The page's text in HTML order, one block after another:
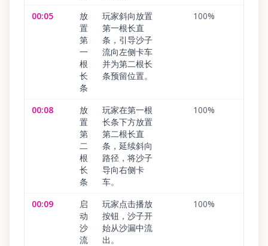
00:05
放
置
第
一
根
长
条
玩家斜向放置
第一根长直
条，引导沙子
流向左侧卡车
并为第二根长
条预留位置。
100%
00:08
放
置
第
二
根
长
条
玩家在第一根
长条下方放置
第二根长直
条，延续斜向
路径，将沙子
导向右侧卡
车。
100%
00:09
启
动
沙
流
玩家点击播放
按钮，沙子开
始从沙漏中流
出。
100%